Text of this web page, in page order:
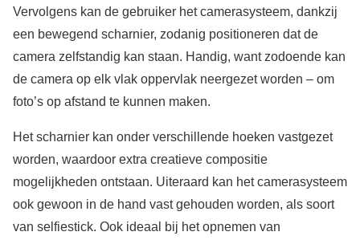
Vervolgens kan de gebruiker het camerasysteem, dankzij
een bewegend scharnier, zodanig positioneren dat de
camera zelfstandig kan staan. Handig, want zodoende kan
de camera op elk vlak oppervlak neergezet worden – om
foto’s op afstand te kunnen maken.
Het scharnier kan onder verschillende hoeken vastgezet
worden, waardoor extra creatieve compositie
mogelijkheden ontstaan. Uiteraard kan het camerasysteem
ook gewoon in de hand vast gehouden worden, als soort
van selfiestick. Ook ideaal bij het opnemen van